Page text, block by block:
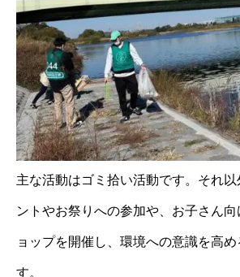
主な活動はゴミ拾い活動です。それ
ントやお祭りへの参加や、お子さん
ョップを開催し、環境への意識を高め
す。